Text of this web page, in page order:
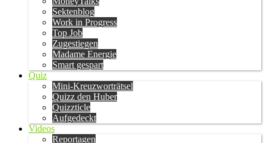
Sektenblog
Work in Progress
Top Job
Zugestiegen
Madame Energie
Smart gespart
Quiz
Mini-Kreuzworträtsel
Quizz den Huber
Quizzticle
Aufgedeckt
Videos
Reportagen